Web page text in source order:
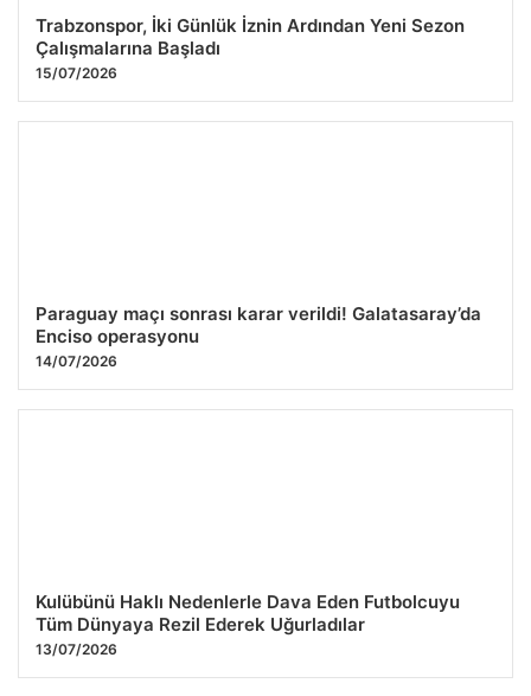
Trabzonspor, İki Günlük İznin Ardından Yeni Sezon
Çalışmalarına Başladı
15/07/2026
Paraguay maçı sonrası karar verildi! Galatasaray’da
Enciso operasyonu
14/07/2026
Kulübünü Haklı Nedenlerle Dava Eden Futbolcuyu
Tüm Dünyaya Rezil Ederek Uğurladılar
13/07/2026